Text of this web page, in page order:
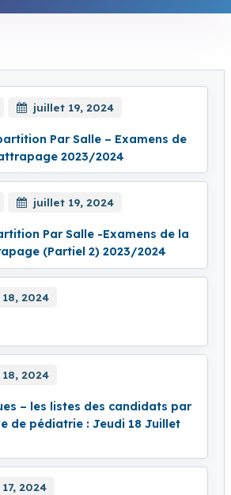
juillet 19, 2024
Par Salle – Examens de
2023/2024
juillet 19, 2024
Par Salle -Examens de la
(Partiel 2) 2023/2024
2024
2024
– les listes des candidats par
de pédiatrie : Jeudi 18 Juillet
2024